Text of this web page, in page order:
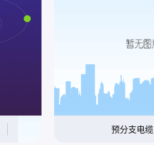
预分支电缆